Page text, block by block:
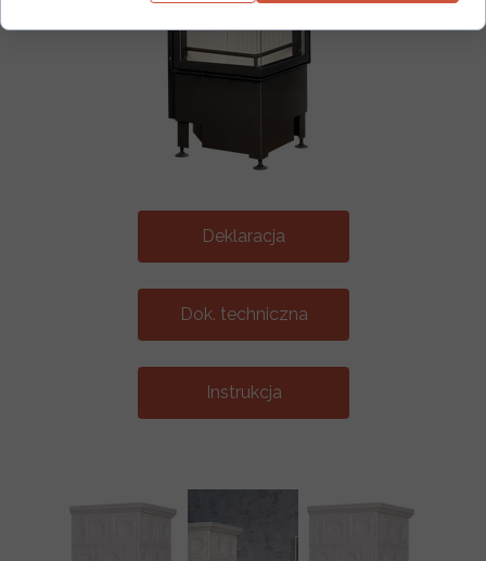
Instrukcja
Dok. techniczna
Deklaracja